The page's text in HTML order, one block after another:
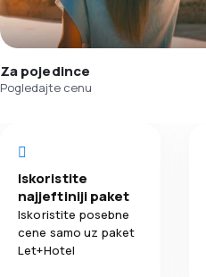
Za pojedince
Pogledajte cenu
Iskoristite
najjeftiniji paket
Iskoristite posebne
cene samo uz paket
Let+Hotel